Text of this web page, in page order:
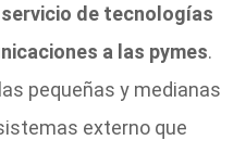
servicio de tecnologías
a las pymes.
pequeñas y medianas
externo que